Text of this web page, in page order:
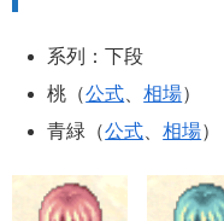
系列：下段
桃（公式 、相場）
青緑（公式 、相場）